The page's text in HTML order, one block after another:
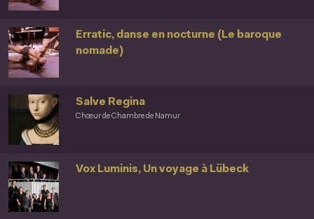
Erratic, danse en nocturne (Le baroque
nomade)
Chœur de Chambre de Namur
Salve Regina
Vox Luminis, Un voyage à Lübeck